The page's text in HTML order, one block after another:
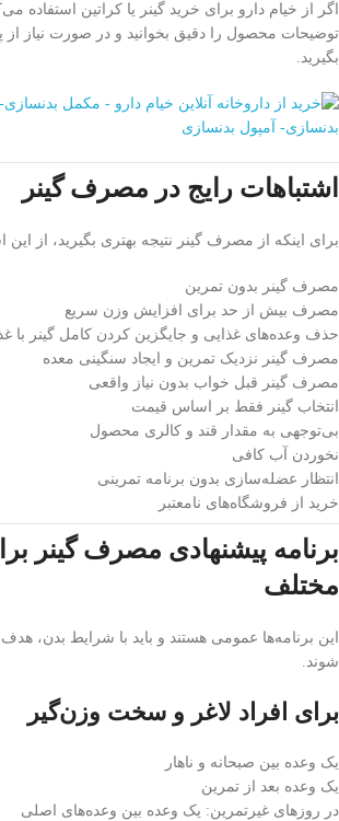
اگر از خیام دارو برای خرید گینر یا کراتین استفاده
توضیحات محصول را دقیق بخوانید و در صورت نیاز از
بگیرید.
اشتباهات رایج در مصرف گینر
برای اینکه از مصرف گینر نتیجه بهتری بگیرید، از این
مصرف گینر بدون تمرین
مصرف بیش از حد برای افزایش وزن سریع
حذف وعده‌های غذایی و جایگزین کردن کامل گینر با
مصرف گینر نزدیک تمرین و ایجاد سنگینی معده
مصرف گینر قبل خواب بدون نیاز واقعی
انتخاب گینر فقط بر اساس قیمت
بی‌توجهی به مقدار قند و کالری محصول
نخوردن آب کافی
انتظار عضله‌سازی بدون برنامه تمرینی
خرید از فروشگاه‌های نامعتبر
برنامه پیشنهادی مصرف گینر
مختلف
این برنامه‌ها عمومی هستند و باید با شرایط بدن،
شوند.
برای افراد لاغر و سخت وزن‌گیر
یک وعده بین صبحانه و ناهار
یک وعده بعد از تمرین
در روزهای غیرتمرین: یک وعده بین وعده‌های اصلی